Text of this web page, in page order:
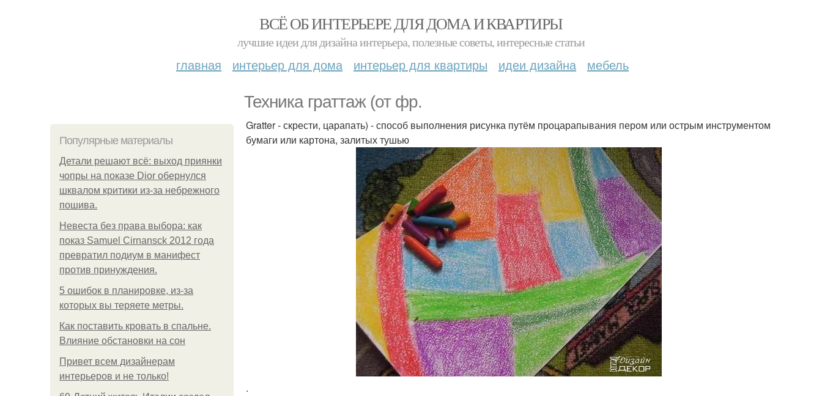
ВСЁ ОБ ИНТЕРЬЕРЕ ДЛЯ ДОМА И КВАРТИРЫ
лучшие идеи для дизайна интерьера, полезные советы, интересные статьи
главная интерьер для дома интерьер для квартиры идеи дизайна мебель
Техника граттаж (от фр.
Популярные материалы
Детали решают всё: выход приянки
чопры на показе Dior обернулся
шквалом критики из-за небрежного
пошива.
Невеста без права выбора: как
показ Samuel Cirnansck 2012 года
превратил подиум в манифест
против принуждения.
5 ошибок в планировке, из-за
которых вы теряете метры.
Как поставить кровать в спальне.
Влияние обстановки на сон
Привет всем дизайнерам
интерьеров и не только!
Gratter - скрести, царапать) - способ выполнения рисунка путём процарапывания пером или острым инструментом
бумаги или картона, залитых тушью
.